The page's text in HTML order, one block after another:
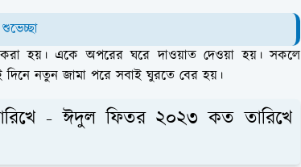
করা হয়। একে অপরের ঘরে দাওয়াত দেওয়া হয়। সকলে
নতুন জামা পরে সবাই ঘুরতে বের হয়।
- ঈদুল ফিতর ২০২৩ কত তারিখে